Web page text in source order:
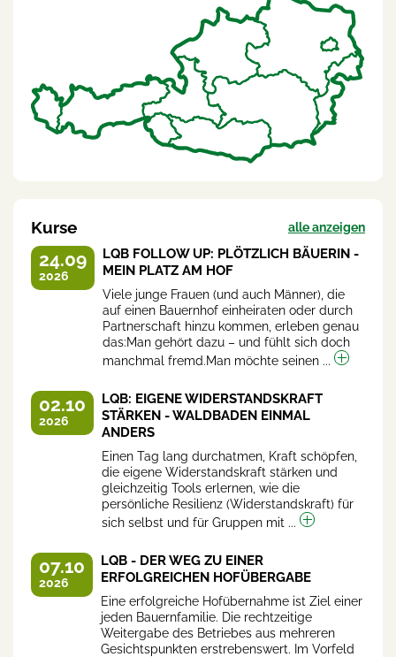
Kurse alle anzeigen
24.09
2026
LQB FOLLOW UP: PLÖTZLICH BÄUERIN -
MEIN PLATZ AM HOF
Viele junge Frauen (und auch Männer), die
auf einen Bauernhof einheiraten oder durch
Partnerschaft hinzu kommen, erleben genau
das:Man gehört dazu – und fühlt sich doch
manchmal fremd.Man möchte seinen ...
02.10
2026
LQB: EIGENE WIDERSTANDSKRAFT
STÄRKEN - WALDBADEN EINMAL
ANDERS
Einen Tag lang durchatmen, Kraft schöpfen,
die eigene Widerstandskraft stärken und
gleichzeitig Tools erlernen, wie die
persönliche Resilienz (Widerstandskraft) für
sich selbst und für Gruppen mit ...
07.10
2026
LQB - DER WEG ZU EINER
ERFOLGREICHEN HOFÜBERGABE
Eine erfolgreiche Hofübernahme ist Ziel einer
jeden Bauernfamilie. Die rechtzeitige
Weitergabe des Betriebes aus mehreren
Gesichtspunkten erstrebenswert. Im Vorfeld